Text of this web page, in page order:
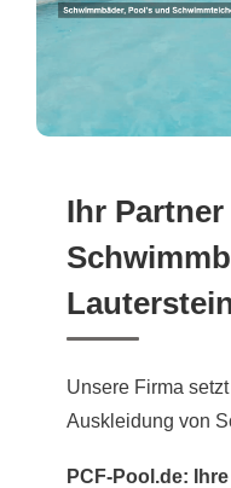
Ihr
Unsere Firma
Auskleidung von
PCF-Pool.de: